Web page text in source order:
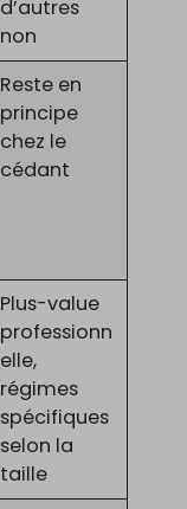
d’autres
non
Reste en
principe
chez le
cédant
Plus-value
professionn
elle,
régimes
spécifiques
selon la
taille